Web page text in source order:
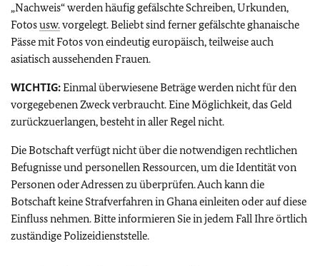
„Nachweis“ werden häufig gefälschte Schreiben, Urkunden,
Fotosusw.vorgelegt. Beliebt sind ferner gefälschte ghanaische
Pässe mit Fotos von eindeutig europäisch, teilweise auch
asiatisch aussehenden Frauen.
WICHTIG:Einmal überwiesene Beträge werden nicht für den
vorgegebenen Zweck verbraucht. Eine Möglichkeit, das Geld
zurückzuerlangen, besteht in aller Regel nicht.
Die Botschaft verfügt nicht über die notwendigen rechtlichen
Befugnisse und personellen Ressourcen, um die Identität von
Personen oder Adressen zu überprüfen. Auch kann die
Botschaft keine Strafverfahren in Ghana einleiten oder auf diese
Einfluss nehmen. Bitte informieren Sie in jedem Fall Ihre örtlich
zuständige Polizeidienststelle.